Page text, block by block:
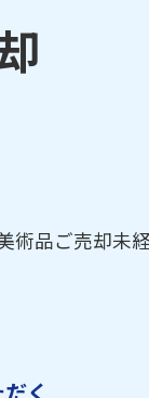
品ご売却未経